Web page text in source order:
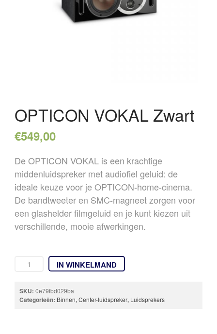
OVER ONS
REFERENTIES
OPTICON VOKAL Zwart
€549,00
De OPTICON VOKAL is een krachtige
middenluidspreker met audiofiel geluid: de
ideale keuze voor je OPTICON-home-cinema.
De bandtweeter en SMC-magneet zorgen voor
een glashelder filmgeluid en je kunt kiezen uit
verschillende, mooie afwerkingen.
IN WINKELMAND
SKU: 0e79fbd029ba
Categorieën: Binnen,Center-luidspreker, Luidsprekers